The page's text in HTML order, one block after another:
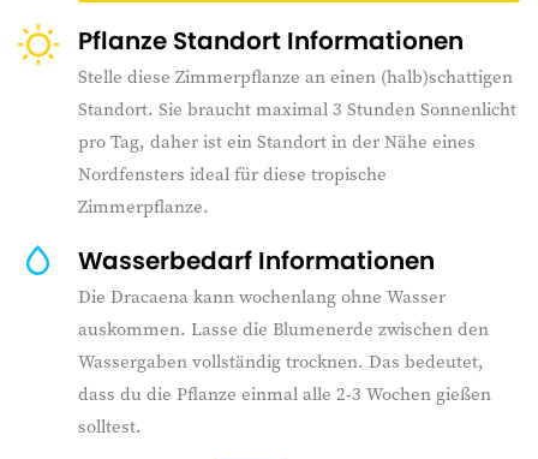
Pflanze Standort Informationen
Stelle diese Zimmerpflanze an einen (halb)schattigen
Standort. Sie braucht maximal 3 Stunden Sonnenlicht
pro Tag, daher ist ein Standort in der Nähe eines
Nordfensters ideal für diese tropische
Zimmerpflanze.
Wasserbedarf Informationen
Die Dracaena kann wochenlang ohne Wasser
auskommen. Lasse die Blumenerde zwischen den
Wassergaben vollständig trocknen. Das bedeutet,
dass du die Pflanze einmal alle 2-3 Wochen gießen
solltest.